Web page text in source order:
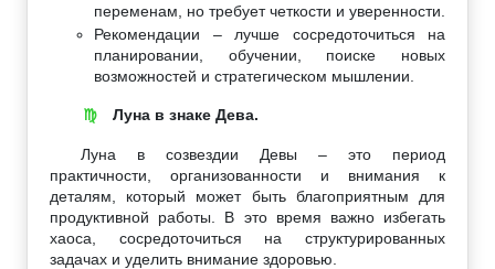
переменам, но требует четкости и уверенности.
Рекомендации – лучше сосредоточиться на
планировании, обучении, поиске новых
возможностей и стратегическом мышлении.
♍ Луна в знаке Дева.
Луна в созвездии Девы – это период
практичности, организованности и внимания к
деталям, который может быть благоприятным для
продуктивной работы. В это время важно избегать
хаоса, сосредоточиться на структурированных
задачах и уделить внимание здоровью.